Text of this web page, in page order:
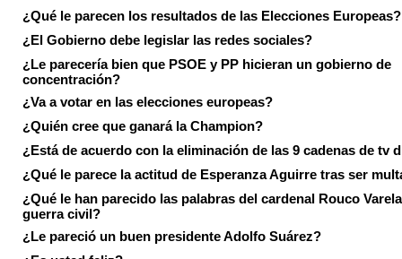
¿Qué le parecen los resultados de las Elecciones Europeas?
¿El Gobierno debe legislar las redes sociales?
¿Le parecería bien que PSOE y PP hicieran un gobierno de
concentración?
¿Va a votar en las elecciones europeas?
¿Quién cree que ganará la Champion?
¿Está de acuerdo con la eliminación de las 9 cadenas de tv
¿Qué le parece la actitud de Esperanza Aguirre tras ser
¿Qué le han parecido las palabras del cardenal Rouco
guerra civil?
¿Le pareció un buen presidente Adolfo Suárez?